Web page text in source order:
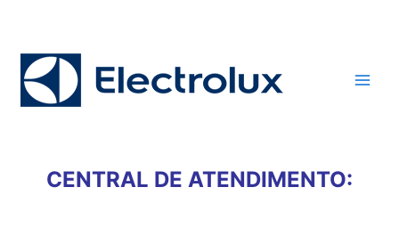
conteúdo
CENTRAL DE ATENDIMENTO: